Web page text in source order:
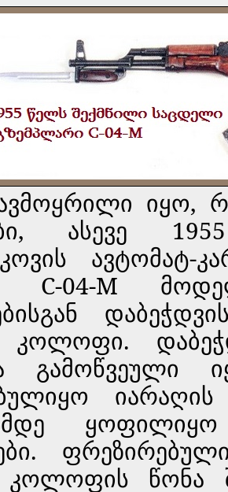
იყო,
ასევე
ავტომატ-
С-04-М
წონა